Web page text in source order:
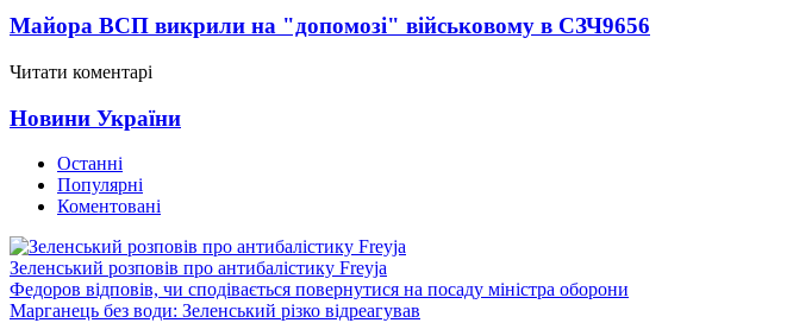
Майора ВСП викрили на "допомозі" військовому в СЗЧ9656
Читати коментарі
Новини України
Останні
Популярні
Коментовані
Зеленський розповів про антибалістику Freyja
Федоров відповів, чи сподівається повернутися на посаду міністра оборони
Марганець без води: Зеленський різко відреагував